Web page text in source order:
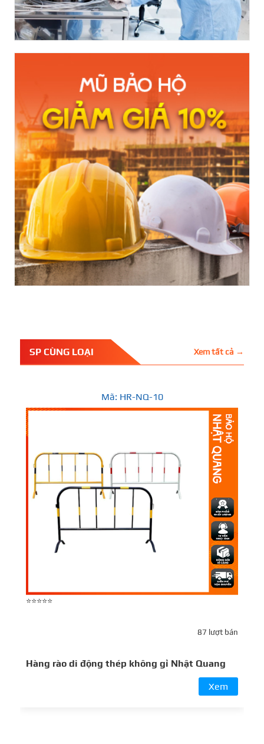
SP CÙNG LOẠI Xem tất cả →
Mã: HR-NQ-10
⭐⭐⭐⭐⭐
87 lượt bán
Hàng rào di động thép không gỉ Nhật Quang
Xem